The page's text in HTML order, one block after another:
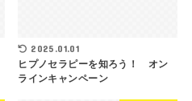
2025.01.01
ヒプノセラピーを知ろう！ オン
ラインキャンペーン